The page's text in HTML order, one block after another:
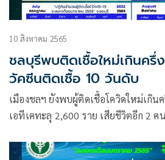
10 สิงหาคม 2565
ชลบุรีพบติดเชื้อใหม่เกินครึ่
วัคซีนติดเชื้อ 10 วันดับ
เมืองชลฯ ยังพบผู้ติดเชื้อโควิดใหม่เกิน
เอทีเคทะลุ 2,600 ราย เสียชีวิตอีก 2